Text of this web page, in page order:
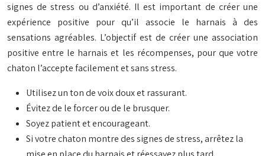
signes de stress ou d’anxiété. Il est important de créer une
expérience positive pour qu’il associe le harnais à des
sensations agréables. L’objectif est de créer une association
positive entre le harnais et les récompenses, pour que votre
chaton l’accepte facilement et sans stress.
Utilisez un ton de voix doux et rassurant.
Évitez de le forcer ou de le brusquer.
Soyez patient et encourageant.
Si votre chaton montre des signes de stress, arrêtez la